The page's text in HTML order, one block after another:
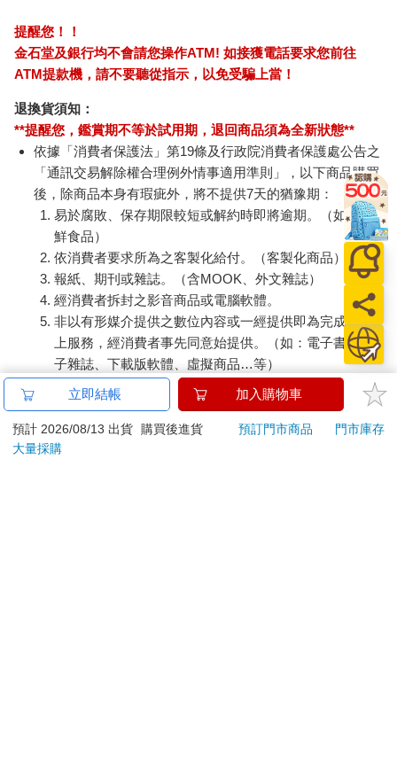
提醒您！！
金石堂及銀行均不會請您操作ATM! 如接獲電話要求您前往
ATM提款機，請不要聽從指示，以免受騙上當！
退換貨須知：
**提醒您，鑑賞期不等於試用期，退回商品須為全新狀態**
依據「消費者保護法」第19條及行政院消費者保護處公告之
「通訊交易解除權合理例外情事適用準則」，以下商品購買
後，除商品本身有瑕疵外，將不提供7天的猶豫期：
易於腐敗、保存期限較短或解約時即將逾期。（如：生
鮮食品）
依消費者要求所為之客製化給付。（客製化商品）
報紙、期刊或雜誌。（含MOOK、外文雜誌）
經消費者拆封之影音商品或電腦軟體。
非以有形媒介提供之數位內容或一經提供即為完成之線
上服務，經消費者事先同意始提供。（如：電子書、電
子雜誌、下載版軟體、虛擬商品…等）
已拆封之個人衛生用品。（如：內衣褲、刮鬍刀、除毛
若非上列種類商品，均享有到貨7天的猶豫期（含例假
日）。
立即結帳 加入購物車
預計 2026/08/13 出貨 購買後進貨 預訂門市商品
門市庫存
大量採購